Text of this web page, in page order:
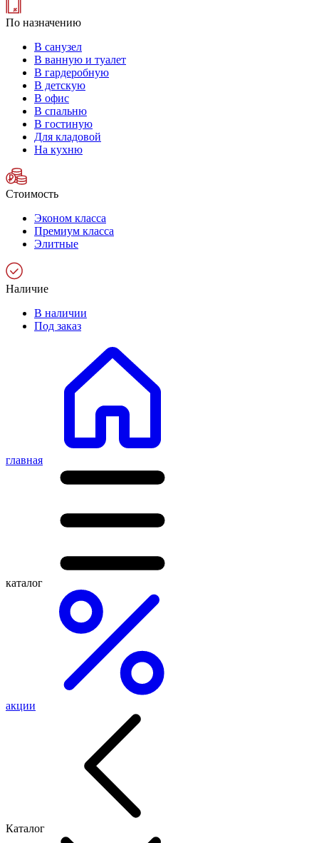
По назначению
В санузел
В ванную и туалет
В гардеробную
В детскую
В офис
В спальню
В гостиную
Для кладовой
На кухню
Стоимость
Эконом класса
Премиум класса
Элитные
Наличие
В наличии
Под заказ
главная
каталог
акции
Каталог